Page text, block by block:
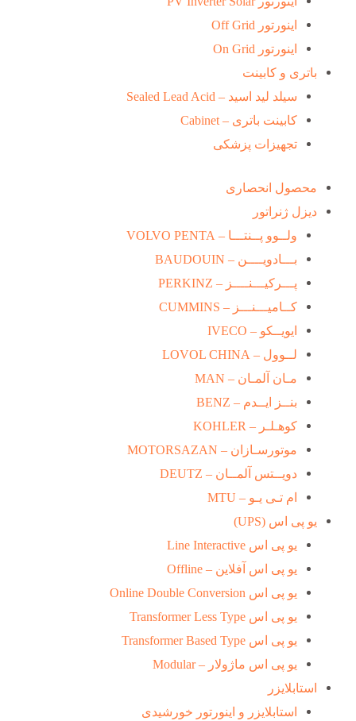
اینورتور Off Grid
اینورتور On Grid
باتری و کابینت
سیلد لید اسید – Sealed Lead Acid
کابینت باتری – Cabinet
تجهیزات پزشکی
محصول انحصاری
دیزل ژنراتور
ولــوو پــنتـــا – VOLVO PENTA
بـــادویــــن – BAUDOUIN
پـــرکیـــنــــز – PERKINZ
کــامیـــنـــز – CUMMINS
ایویــکو – IVECO
لــوول – LOVOL CHINA
مـان آلمـان – MAN
بنــز ایــدم – BENZ
کوهـلـر – KOHLER
موتورسـازان – MOTORSAZAN
دویــتس آلمــان – DEUTZ
ام تـی یـو – MTU
یو پی اس (UPS)
یو پی اس Line Interactive
یو پی اس آفلاین – Offline
یو پی اس Online Double Conversion
یو پی اس Transformer Less Type
یو پی اس Transformer Based Type
یو پی اس ماژولار – Modular
استابلایزر
استابلایزر و اینورتور خورشیدی